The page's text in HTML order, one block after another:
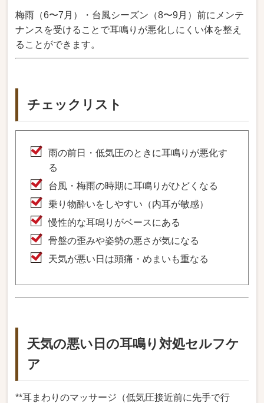
梅雨（6〜7月）・台風シーズン（8〜9月）前にメンテ
ナンスを受けることで耳鳴りが悪化しにくい体を整え
ることができます。
チェックリスト
雨の前日・低気圧のときに耳鳴りが悪化す
る
台風・梅雨の時期に耳鳴りがひどくなる
乗り物酔いをしやすい（内耳が敏感）
慢性的な耳鳴りがベースにある
骨盤の歪みや姿勢の悪さが気になる
天気が悪い日は頭痛・めまいも重なる
天気の悪い日の耳鳴り対処セルフケ
ア
**耳まわりのマッサージ（低気圧接近前に先手で行